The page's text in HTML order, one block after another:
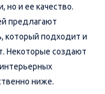
но и ее качество.
предлагают
который подходит и
Некоторые создают
ниже.